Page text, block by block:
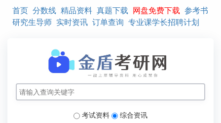
首页 分数线 精品资料 真题下载 网盘免费下载 参考书
研究生导师 实时资讯 订单查询 专业课学长招聘计划
考试资料 综合资讯